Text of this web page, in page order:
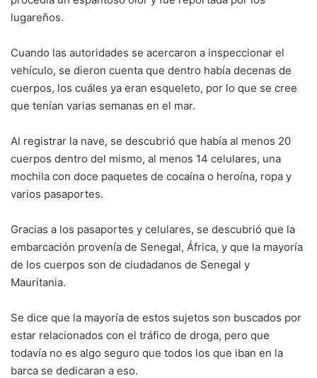
lugareños.
Cuando las autoridades se acercaron a inspeccionar el
vehículo, se dieron cuenta que dentro había decenas de
cuerpos, los cuáles ya eran esqueleto, por lo que se cree
que tenían varias semanas en el mar.
Al registrar la nave, se descubrió que había al menos 20
cuerpos dentro del mismo, al menos 14 celulares, una
mochila con doce paquetes de cocaína o heroína, ropa y
varios pasaportes.
Gracias a los pasaportes y celulares, se descubrió que la
embarcación provenía de Senegal, África, y que la mayoría
de los cuerpos son de ciudadanos de Senegal y
Mauritania.
Se dice que la mayoría de estos sujetos son buscados por
estar relacionados con el tráfico de droga, pero que
todavía no es algo seguro que todos los que iban en la
barca se dedicaran a eso.